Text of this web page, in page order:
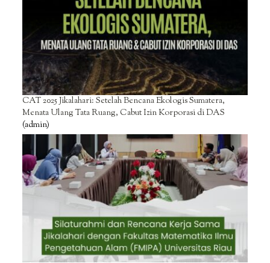
CAT 2025 Jikalahari: Setelah Bencana Ekologis Sumatera,
Menata Ulang Tata Ruang, Cabut Izin Korporasi di DAS
(admin)